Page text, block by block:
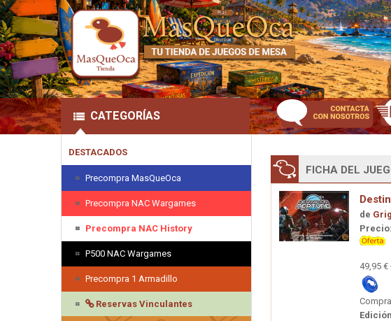
CATEGORÍAS
DESTACADOS
Precompra MasQueOca
Precompra NAC Wargames
Precompra NAC History
P500 NAC Wargames
Precompra 1 Armadillo
Reservas Vinculantes
FICHA DEL
de
Precio:
49,95 €